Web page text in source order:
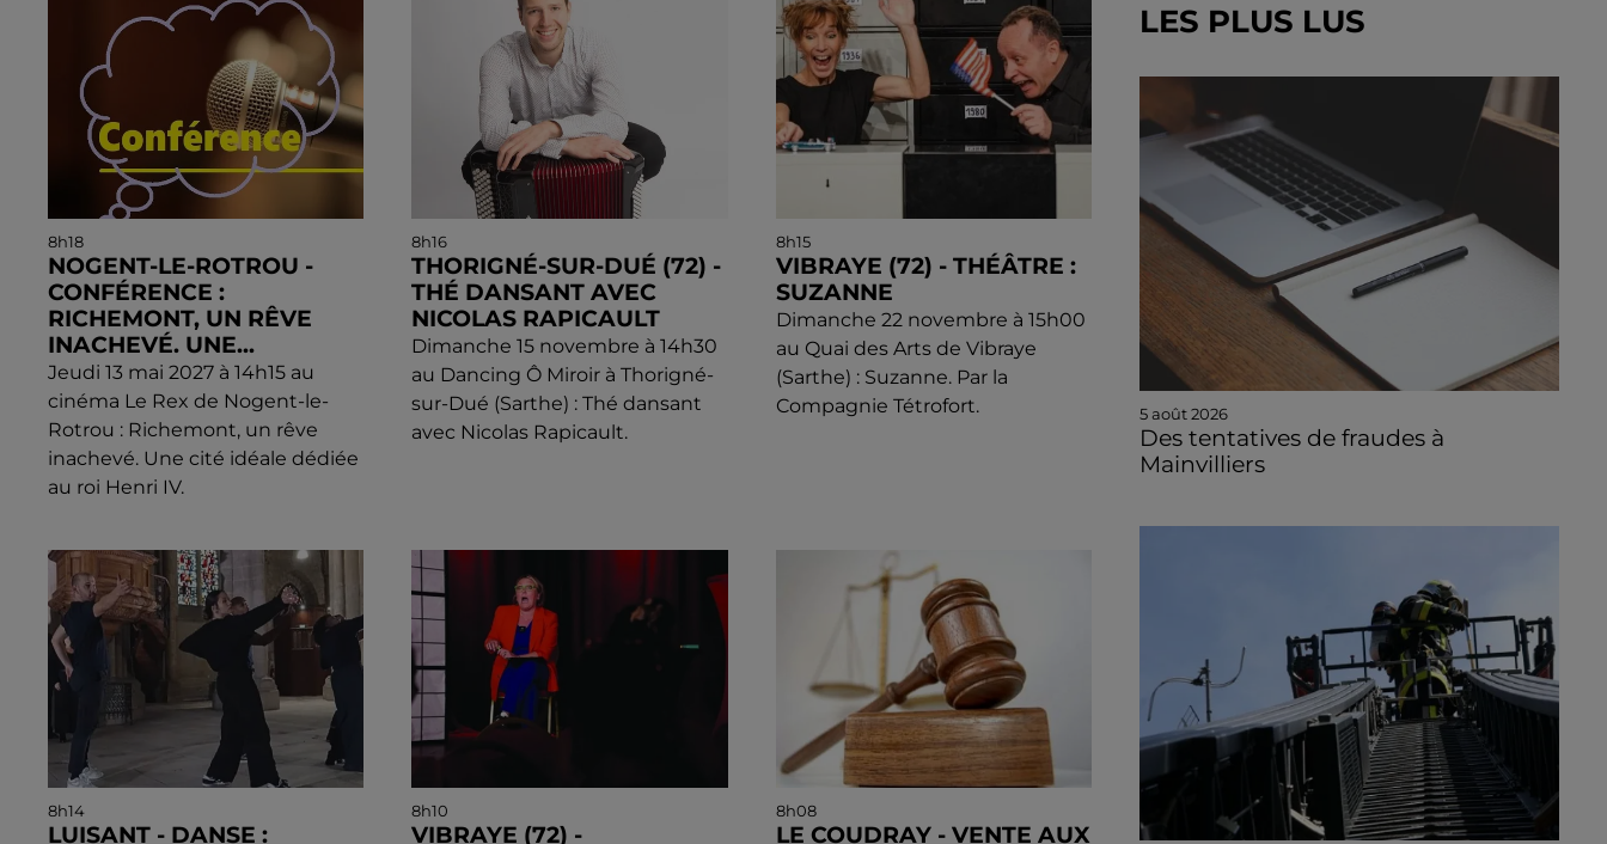
8h18
NOGENT-LE-ROTROU -
CONFÉRENCE :
RICHEMONT, UN RÊVE
INACHEVÉ. UNE...
Jeudi 13 mai 2027 à 14h15 au
cinéma Le Rex de Nogent-le-
Rotrou : Richemont, un rêve
inachevé. Une cité idéale dédiée
au roi Henri IV.
8h16
THORIGNÉ-SUR-DUÉ (72) -
THÉ DANSANT AVEC
NICOLAS RAPICAULT
Dimanche 15 novembre à 14h30
au Dancing Ô Miroir à Thorigné-
sur-Dué (Sarthe) : Thé dansant
avec Nicolas Rapicault.
8h15
VIBRAYE (72) - THÉÂTRE :
SUZANNE
Dimanche 22 novembre à 15h00
au Quai des Arts de Vibraye
(Sarthe) : Suzanne. Par la
Compagnie Tétrofort.
8h14
LUISANT - DANSE :
8h10
VIBRAYE (72) -
8h08
LE COUDRAY - VENTE AUX
LES PLUS LUS
5 août 2026
Des tentatives de fraudes à
Mainvilliers